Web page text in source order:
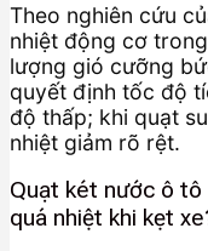
Theo nghiên cứu
nhiệt động cơ
lượng gió cưỡng
quyết định tốc độ
độ thấp; khi quạt
nhiệt giảm rõ rệt.
Quạt két nước ô tô
quá nhiệt khi kẹt